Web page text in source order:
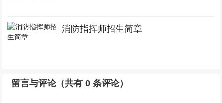
消防指挥师招生简章
留言与评论（共有0 条评论）